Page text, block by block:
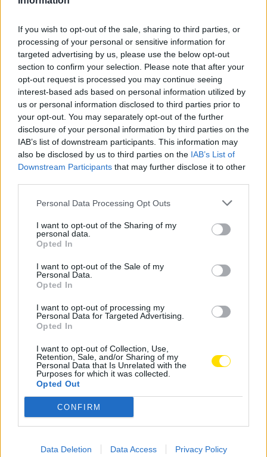
If you wish to opt-out of the sale, sharing to third parties, or
processing of your personal or sensitive information for
targeted advertising by us, please use the below opt-out
section to confirm your selection. Please note that after your
opt-out request is processed you may continue seeing
interest-based ads based on personal information utilized by
us or personal information disclosed to third parties prior to
your opt-out. You may separately opt-out of the further
disclosure of your personal information by third parties on the
IAB’s list of downstream participants. This information may
also be disclosed by us to third parties on the IAB’s List of
Downstream Participants that may further disclose it to other
Personal Data Processing Opt Outs
I want to opt-out of the Sharing of my
personal data.
Opted In
I want to opt-out of the Sale of my
Personal Data.
Opted In
I want to opt-out of processing my
Personal Data for Targeted Advertising.
Opted In
I want to opt-out of Collection, Use,
Retention, Sale, and/or Sharing of my
Personal Data that Is Unrelated with the
Purposes for which it was collected.
Opted Out
CONFIRM
Data Deletion Data Access Privacy Policy
O antigo jogador e treinador, de 58 anos, esteve ao
serviço do FC Famalicão desde abril de 2017 tendo
conseguido a manutenção; na época seguinte,
2017/2018, saiu em janeiro.
Dito dirigia-se para Melgaço, onde a equipa gilista
estagia, sentiu-se mal e ainda foi assistido pelos
médicos do Gil Vicente, mas acabaria por falecer
jogador morte treinador